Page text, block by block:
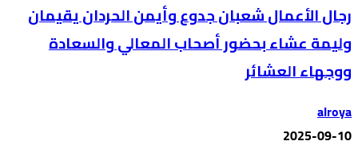
رجال الأعمال شعبان جدوع وأيمن الحردان يقيمان
وليمة عشاء بحضور أصحاب المعالي والسعادة
ووجهاء العشائر
alroya
2025-09-10